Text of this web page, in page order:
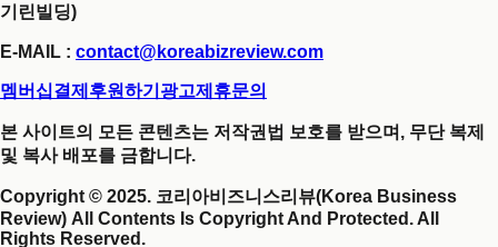
기린빌딩)
E-MAIL : contact@koreabizreview.com
멤버십결제 후원하기 광고제휴문의
본 사이트의 모든 콘텐츠는 저작권법 보호를 받으며, 무단 복제
및 복사 배포를 금합니다.
Copyright © 2025. 코리아비즈니스리뷰(Korea Business
Review) All Contents Is Copyright And Protected. All
Rights Reserved.